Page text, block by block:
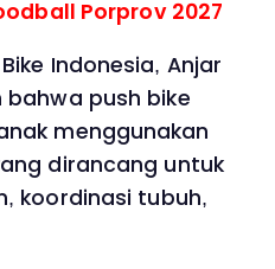
Porprov 2027
Indonesia, Anjar
push bike
menggunakan
dirancang untuk
koordinasi tubuh,